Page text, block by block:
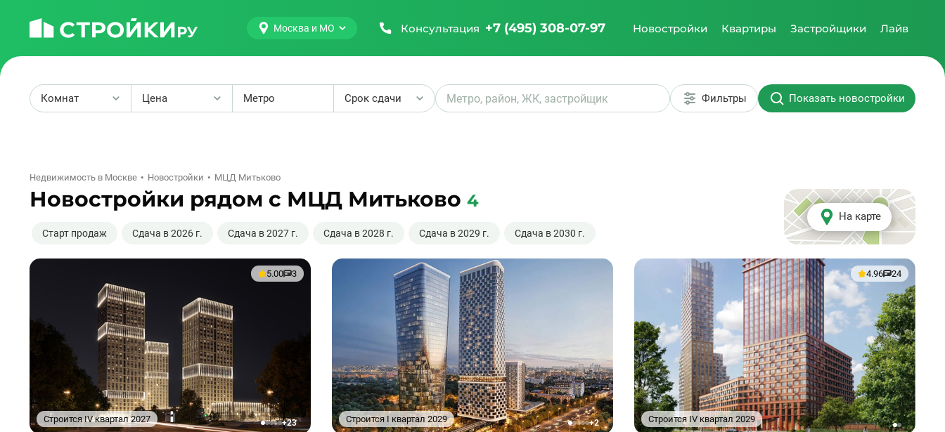
Москва и МО Консультация +7 (495) 308-07-97 Новостройки Квартиры Застройщики Лайв
Комнат Цена
₽
Метро Срок сдачи Фильтры Показать новостройки
Недвижимость в Москве Новостройки МЦД Митьково
Новостройки рядом с МЦД Митьково 4
Старт продаж Сдача в 2026 г. Сдача в 2027 г. Сдача в 2028 г. Сдача в 2029 г. Сдача в 2030 г.
На карте
Строится IV квартал 2027
5.00 3
12345+23 Строится I квартал 2029
12345+2 Строится IV квартал 2029
4.96 24
12